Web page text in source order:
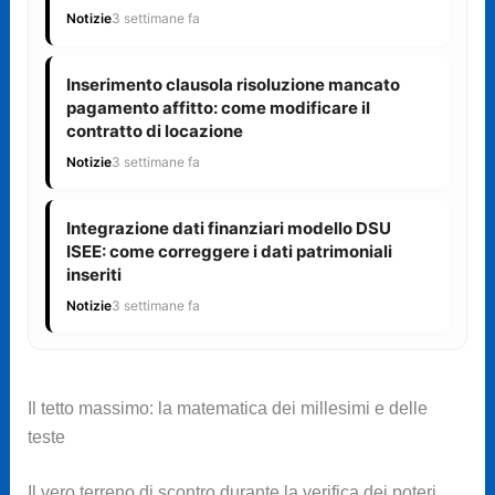
Notizie3 settimane fa
Inserimento clausola risoluzione mancato
pagamento affitto: come modificare il
contratto di locazione
Notizie3 settimane fa
Integrazione dati finanziari modello DSU
ISEE: come correggere i dati patrimoniali
inseriti
Notizie3 settimane fa
Il tetto massimo: la matematica dei millesimi e delle
teste